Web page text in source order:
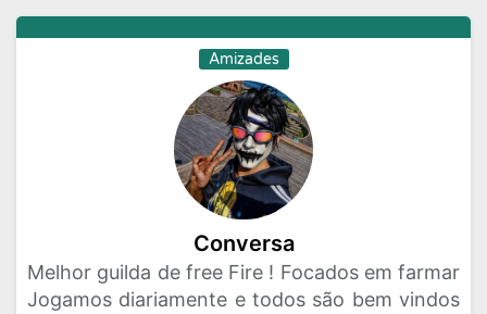
Amizades
Conversa
Melhor guilda de free Fire ! Focados em farmar
Jogamos diariamente e todos são bem vindos